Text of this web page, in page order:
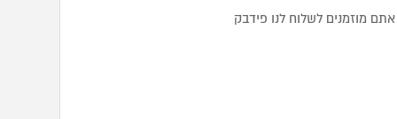
מוזמנים לשלוח לנו פידבק